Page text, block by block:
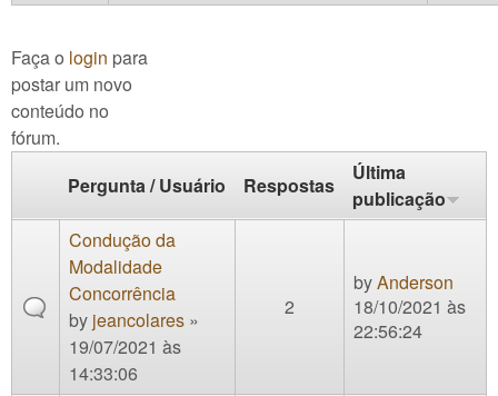
Faça o login para
postar um novo
conteúdo no
fórum.
Pergunta / Usuário
Respostas
Última
publicação
Condução da
Modalidade
Concorrência
by jeancolares »
19/07/2021 às
14:33:06
2
byAnderson
18/10/2021 às
22:56:24